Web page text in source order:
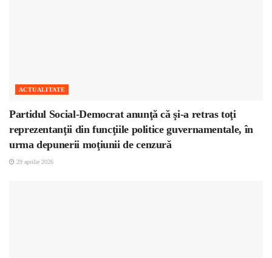
ACTUALITATE
Partidul Social-Democrat anunţă că şi-a retras toţi
reprezentanţii din funcţiile politice guvernamentale, în
urma depunerii moţiunii de cenzură
29 aprilie 2026